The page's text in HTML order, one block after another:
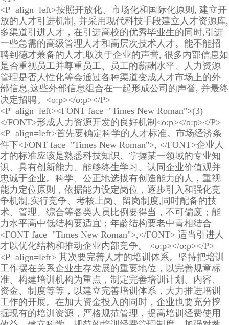
<P align=left>按照开放化、市场化和国际化原则, 建立开
放的人才引进机制, 并采用现代科技手段建立人才资源库,
多渠道引进人才，在引进高校的优秀毕业生的同时,引进
一些急需的高级管理人才和高层次技术人才。能不能招
聘到德才兼备的人才,取决于企业的声誉, 很多内部信息如
是否重视员工并尊重员工、员工的薪酬水平、人力资源
管理是否人性化等会通过各种渠道变成人才市场上的外
部信息,这些外部信息组合在一起形成公司的声誉, 并最终
决定招聘。<o:p></o:p></P>
<P align=left><FONT face="Times New Roman">(3)
</FONT>形成人力资源开发的良好机制<o:p></o:p></P>
<P align=left>首先要确定科学的人才标准。市场经济条
件下<FONT face="Times New Roman">, </FONT>企业人
才的标准应该是熟悉科技知识、掌握某一领域的专业知
识、具有创新能力、能够终生学习、认同企业价值观并
忠诚于企业。科学、公正地选拔有创造能力的人，重视
能力定位原则，依据能力设定岗位，逐步引入和强化竞
争机制,实行竞争、考核上岗、留岗制度,同时配备的技
术、管理、综合等各类人员比例要得当，不可偏废；能
力水平高中低结构要适宜；年龄结构要老中青相结合
<FONT face="Times New Roman">,</FONT> 适当引进人
才以优化结构和推动企业内部竞争。 <o:p></o:p></P>
<P align=left> 其次要完善人才的培训体系。坚持把培训
工作摆在关系企业生存发展的重要地位，以完善规章标
准、构建培训机构为重点，制定完善培训计划、内容、
资金、制度等等，以建立完善培训体系，大力推进培训
工作的开展。在加大资金投入的同时，企业也要充分挖
掘现有的培训资源，严格规范管理，提高培训经费使用